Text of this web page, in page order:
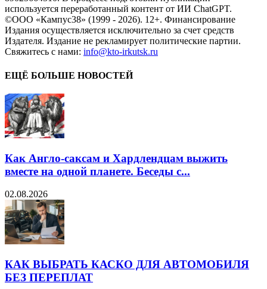
используется переработанный контент от ИИ ChatGPT.
©ООО «Кампус38» (1999 - 2026). 12+. Финансирование
Издания осуществляется исключительно за счет средств
Издателя. Издание не рекламирует политические партии.
Свяжитесь с нами: info@kto-irkutsk.ru
ЕЩЁ БОЛЬШЕ НОВОСТЕЙ
Как Англо-саксам и Хардлендцам выжить
вместе на одной планете. Беседы с...
02.08.2026
КАК ВЫБРАТЬ КАСКО ДЛЯ АВТОМОБИЛЯ
БЕЗ ПЕРЕПЛАТ